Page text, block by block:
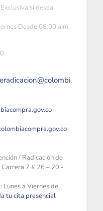
si desea
Desde 08:00 a.m.
/ Radicación de
7 # 26 – 20 -
Lunes a Viernes de
tu cita presencial